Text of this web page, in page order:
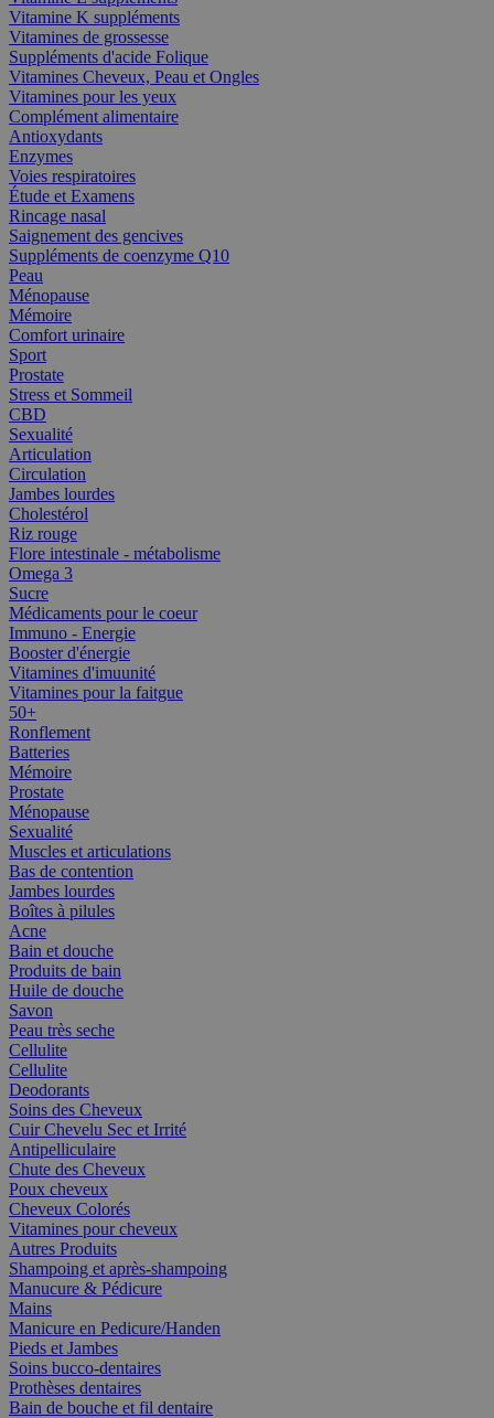
Vitamine K suppléments
Vitamines de grossesse
Suppléments d'acide Folique
Vitamines Cheveux, Peau et Ongles
Vitamines pour les yeux
Complément alimentaire
Antioxydants
Enzymes
Voies respiratoires
Étude et Examens
Rincage nasal
Saignement des gencives
Suppléments de coenzyme Q10
Peau
Ménopause
Mémoire
Comfort urinaire
Sport
Prostate
Stress et Sommeil
CBD
Sexualité
Articulation
Circulation
Jambes lourdes
Cholestérol
Riz rouge
Flore intestinale - métabolisme
Omega 3
Sucre
Médicaments pour le coeur
Immuno - Energie
Booster d'énergie
Vitamines d'imuunité
Vitamines pour la faitgue
50+
Ronflement
Batteries
Mémoire
Prostate
Ménopause
Sexualité
Muscles et articulations
Bas de contention
Jambes lourdes
Boîtes à pilules
Acne
Bain et douche
Produits de bain
Huile de douche
Savon
Peau très seche
Cellulite
Cellulite
Deodorants
Soins des Cheveux
Cuir Chevelu Sec et Irrité
Antipelliculaire
Chute des Cheveux
Poux cheveux
Cheveux Colorés
Vitamines pour cheveux
Autres Produits
Shampoing et après-shampoing
Manucure & Pédicure
Mains
Manicure en Pedicure/Handen
Pieds et Jambes
Soins bucco-dentaires
Prothèses dentaires
Bain de bouche et fil dentaire